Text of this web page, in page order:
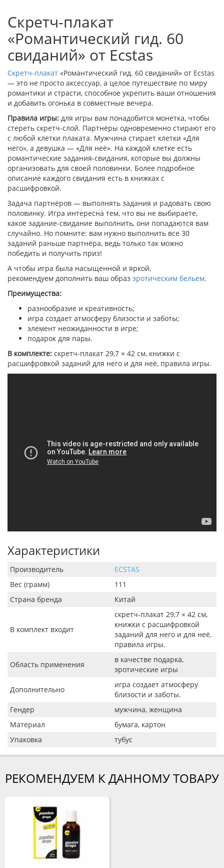
Скретч-плакат
«Романтический гид. 60
свиданий» от Ecstas
Скретч-плакат «Романтический гид. 60 свиданий» от Ecstas
— это не просто аксессуар, а целое путешествие по миру
романтики и страсти, способное укрепить ваши отношения
и добавить огонька в совместные вечера.
Правила игры: для игры вам понадобится монетка, чтобы
стереть скретч-слой. Партнёры одновременно стирают его
с любой клетки плаката. Мужчина стирает клетки «Для
него», а девушка — «Для неё». На каждой клетке есть
романтические задания-свидания, которые вы должны
организовать для своей половинки. Более подробное
описание каждого свидания есть в книжках с
расшифровкой.
Задача партнёров — выполнять задания и радовать свою
половинку. Игра интересна тем, что вы не выбираете,
какое задание-свидание выполнить, они попадаются вам
случайно. Но помните: вам нужно выполнить все 30
заданий раньше партнёра, ведь только так можно
победить и получить приз!
А чтобы игра была насыщенной и яркой,
рекомендуем дополнить ваш образ эротическим бельем.
Преимущества:
разнообразие и креативность;
игра создает атмосферу близости и заботы;
элемент неожиданности в игре;
подарок для пары.
В комплекте: скретч-плакат 29,7 × 42 см, книжки с
расшифровкой заданий для него и для неё, правила игры.
Характеристики
Производитель
ECSTAS
Вес (грамм)
111
Страна бренда
Китай
В комплект входит
скретч-плакат 29,7 × 42 см,
книжки с расшифровкой
заданий для него и для неё,
правила игры.
Область применения
в качестве подарка,
эротические игры
Дополнительно
игра создает атмосферу
близости и заботы.
Гендер
мужчина, женщина
Материал
бумага, картон
Упаковка
тубус
РЕКОМЕНДУЕМ К ДАННОМУ ТОВАРУ